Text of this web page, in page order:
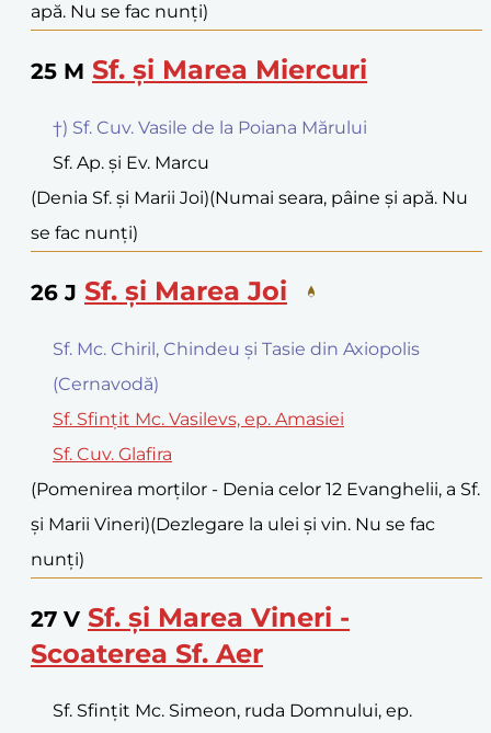
apă. Nu se fac nunți)
25 M Sf. și Marea Miercuri
†) Sf. Cuv. Vasile de la Poiana Mărului
Sf. Ap. și Ev. Marcu
(Denia Sf. și Marii Joi)(Numai seara, pâine și apă. Nu
se fac nunți)
26 J Sf. și Marea Joi
Sf. Mc. Chiril, Chindeu și Tasie din Axiopolis
(Cernavodă)
Sf. Sfințit Mc. Vasilevs, ep. Amasiei
Sf. Cuv. Glafira
(Pomenirea morților - Denia celor 12 Evanghelii, a Sf.
și Marii Vineri)(Dezlegare la ulei și vin. Nu se fac
nunți)
27 V Sf. și Marea Vineri -
Scoaterea Sf. Aer
Sf. Sfințit Mc. Simeon, ruda Domnului, ep.